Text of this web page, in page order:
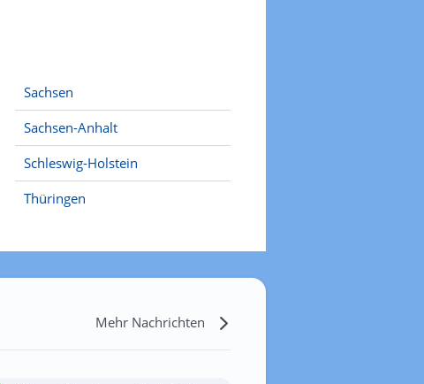
Sachsen
Sachsen-Anhalt
Schleswig-Holstein
Thüringen
Mehr Nachrichten